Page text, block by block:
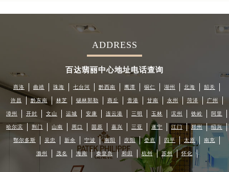
ADDRESS
百达翡丽中心地址电话查询
商洛 曲靖 珠海 七台河 黔西南 鹰潭 铜仁 湖州 北海 韶关
许昌 黔东南 林芝 锡林郭勒 商丘 贵港 甘南 永州 菏泽 广州
漳州 开封 文山 运城 安康 连云港 三明 玉林 滨州 铁岭 阿里
哈尔滨 荆门 山南 周口 固原 嘉兴 三亚 遂宁 江门 郑州 绍兴
鄂尔多斯 吴忠 新余 宁波 南阳 庆阳 娄底 四平 太原 南充
滁州 茂名 海南 秦皇岛 和田 杭州 苏州 怀化